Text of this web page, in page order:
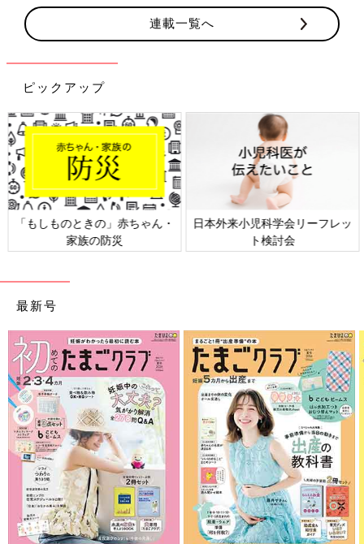
連載一覧へ
ピックアップ
日本外来小児科学会リーフレッ
ト検討会
六星占術 細木かおりさんの人生
相談
最新号